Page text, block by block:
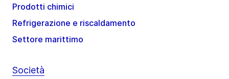
Prodotti chimici
Refrigerazione e riscaldamento
Settore marittimo
Società